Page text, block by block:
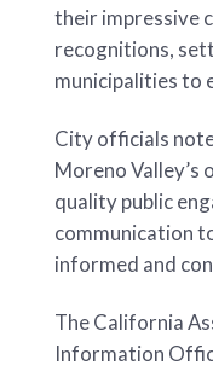
their impressive
recognitions,
municipalities to
City officials
Moreno Valley’s
quality public
communication
informed and
The California
Information